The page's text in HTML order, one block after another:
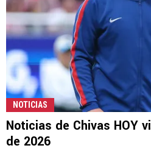
NOTICIAS
Noticias de Chivas HOY
de 2026